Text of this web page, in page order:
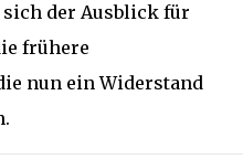
der Ausblick für
frühere
nun ein Widerstand